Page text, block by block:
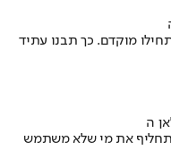
מוקדם. כך תבנו עתיד
תחליף את מי שלא משתמש